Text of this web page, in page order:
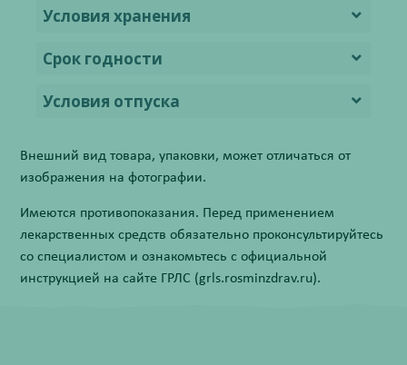
Условия хранения
Срок годности
Условия отпуска
Внешний вид товара, упаковки, может отличаться от
изображения на фотографии.
Имеются противопоказания. Перед применением
лекарственных средств обязательно проконсультируйтесь
со специалистом и ознакомьтесь с официальной
инструкцией на сайте ГРЛС (grls.rosminzdrav.ru).